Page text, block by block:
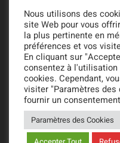
© 2022 - 2026
Suivi du site par
de sites web et
Mentions légales
Politique de
Nous utilisons des
site Web pour vous
la plus pertinente en
préférences et vos
En cliquant sur
consentez à l'utilisation
cookies. Cependant,
visiter "Paramètres des
fournir un
Paramètres des Cookies